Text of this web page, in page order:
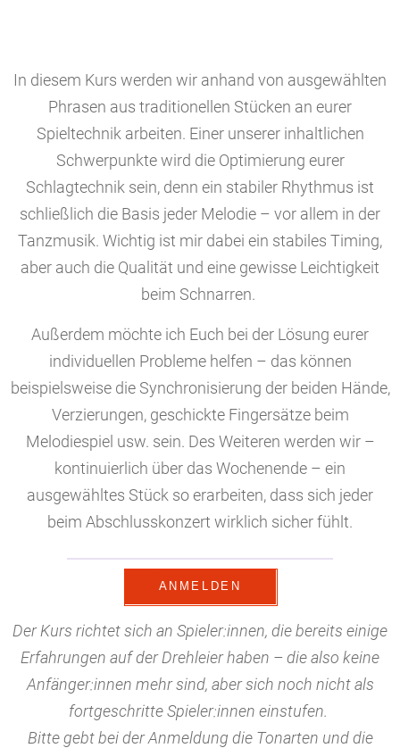
In diesem Kurs werden wir anhand von ausgewählten
Phrasen aus traditionellen Stücken an eurer
Spieltechnik arbeiten. Einer unserer inhaltlichen
Schwerpunkte wird die Optimierung eurer
Schlagtechnik sein, denn ein stabiler Rhythmus ist
schließlich die Basis jeder Melodie – vor allem in der
Tanzmusik. Wichtig ist mir dabei ein stabiles Timing,
aber auch die Qualität und eine gewisse Leichtigkeit
beim Schnarren.
Außerdem möchte ich Euch bei der Lösung eurer
individuellen Probleme helfen – das können
beispielsweise die Synchronisierung der beiden Hände,
Verzierungen, geschickte Fingersätze beim
Melodiespiel usw. sein. Des Weiteren werden wir –
kontinuierlich über das Wochenende – ein
ausgewähltes Stück so erarbeiten, dass sich jeder
beim Abschlusskonzert wirklich sicher fühlt.
ANMELDEN
Der Kurs richtet sich an Spieler:innen, die bereits einige
Erfahrungen auf der Drehleier haben – die also keine
Anfänger:innen mehr sind, aber sich noch nicht als
fortgeschritte Spieler:innen einstufen.
Bitte gebt bei der Anmeldung die Tonarten und die